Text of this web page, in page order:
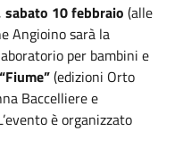
sabato 10 febbraio (alle
Angioino sarà la
per bambini e
(edizioni Orto
Baccelliere e
è organizzato